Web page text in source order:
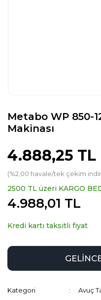
Metabo WP 850-
Makinası
4.888,25 TL
(%2,00 havale/tek çekim
2500 TL üzeri KARGO
4.988,01 TL
Kredi kartı taksitli fiyat
Kategori
Avuç